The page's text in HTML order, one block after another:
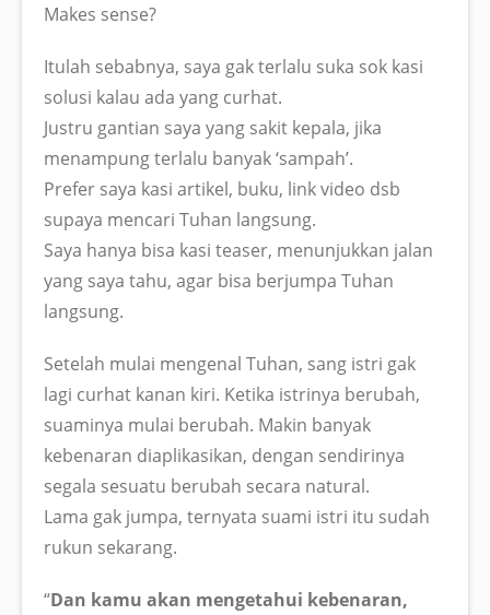
Makes sense?
Itulah sebabnya, saya gak terlalu suka sok kasi
solusi kalau ada yang curhat.
Justru gantian saya yang sakit kepala, jika
menampung terlalu banyak ‘sampah’.
Prefer saya kasi artikel, buku, link video dsb
supaya mencari Tuhan langsung.
Saya hanya bisa kasi teaser, menunjukkan jalan
yang saya tahu, agar bisa berjumpa Tuhan
langsung.
Setelah mulai mengenal Tuhan, sang istri gak
lagi curhat kanan kiri. Ketika istrinya berubah,
suaminya mulai berubah. Makin banyak
kebenaran diaplikasikan, dengan sendirinya
segala sesuatu berubah secara natural.
Lama gak jumpa, ternyata suami istri itu sudah
rukun sekarang.
“Dan kamu akan mengetahui kebenaran,